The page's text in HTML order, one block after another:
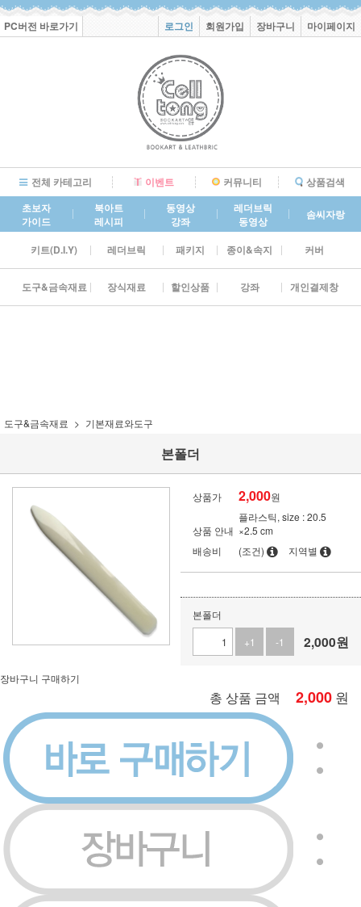
PC버전 바로가기 로그인 회원가입 장바구니 마이페이지
전체 카테고리 이벤트 커뮤니티
상품검색
초보자
가이드
북아트
레시피
동영상
강좌
레더브릭
동영상
솜씨자랑
키트(D.I.Y) 레더브릭 패키지 종이&속지 커버
도구&금속재료 장식재료 할인상품 강좌 개인결제창
도구&금속재료 기본재료와도구
본폴더
상품가 2,000원
상품 안내
플라스틱, size : 20.5
×2.5 cm
배송비
(조건) 지역별
본폴더
+1
-1 2,000원
총 상품 금액 2,000 원
장바구니 구매하기